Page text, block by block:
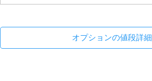
オプションの値段詳細